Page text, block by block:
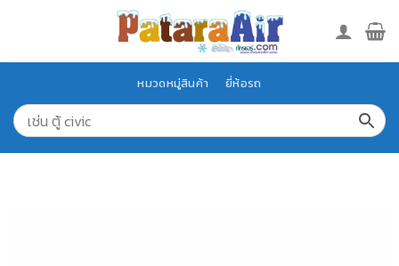
หมวดหมู่สินค้า ยี่ห้อรถ